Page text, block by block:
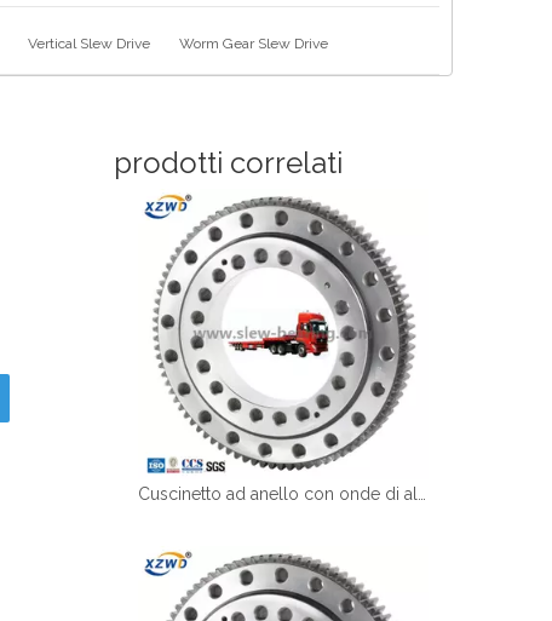
Pусский
العربية
Vertical Slew Drive Worm Gear Slew Drive
prodotti correlati